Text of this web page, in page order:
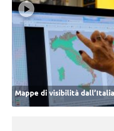
Mappe di visibilità